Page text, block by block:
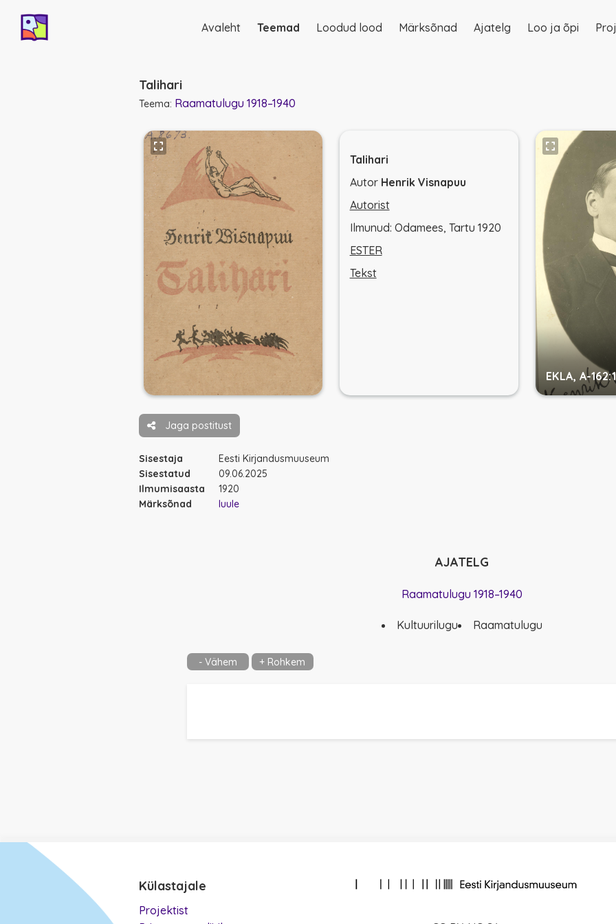
Põhinavigatsioon
Avaleht Teemad Loodud lood Märksõnad Ajatelg Loo ja õpi
Talihari
Teema: Raamatulugu 1918–1940
Talihari
Autor Henrik Visnapuu
Autorist
Ilmunud: Odamees, Tartu 1920
ESTER
Tekst
EKLA, A-
Jaga postitust
Sisestaja
Eesti Kirjandusmuuseum
Sisestatud
09.06.2025
Ilmumisaasta
1920
Märksõnad
luule
AJATELG
Raamatulugu 1918–1940
Kultuurilugu Raamatulugu
- Vähem + Rohkem
Külastajale
Projektist